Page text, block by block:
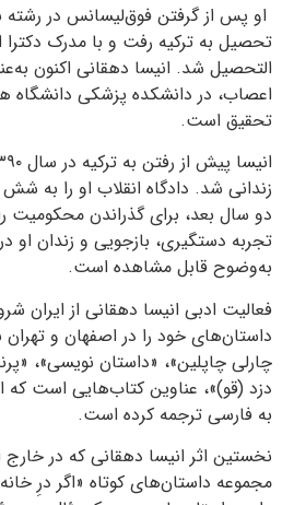
او پس از گرفتن فوق‌لیسانس در رشته
تحصیل به ترکیه رفت و با مدرک دکترا
التحصیل شد. انیسا دهقانی اکنون
اعصاب، در دانشکده پزشکی دانشگاه
تحقیق است.
زندانی شد. دادگاه انقلاب او را به
دو سال بعد، برای گذراندن محکومیت
تجربه‌ دستگیری، بازجویی و زندان او
به‌وضوح قابل مشاهده است.
فعالیت ادبی انیسا دهقانی از ایران
داستان‌های خود را در اصفهان و
چارلی چاپلین»، «داستان نویسی»،
دزد (قو)»، عناوین کتاب‌هایی است که
به فارسی ترجمه کرده است.
نخستین اثر انیسا دهقانی که در خارج
مجموعه داستان‌های کوتاه «اگر درِ